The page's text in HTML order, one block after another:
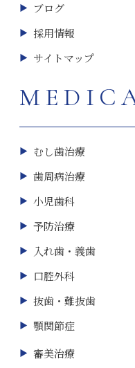
ブログ
採用情報
サイトマップ
むし歯治療
歯周病治療
小児歯科
予防治療
入れ歯・義歯
口腔外科
抜歯・難抜歯
顎関節症
審美治療